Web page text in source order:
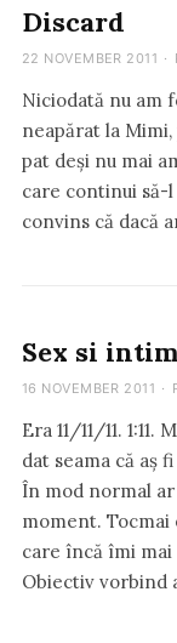
Discard
22 NOVEMBER 2011 ·
Niciodată nu am
neapărat la
pat deși nu mai
care continui să-
convins că dacă
Sex si
16 NOVEMBER 2011 ·
Era 11/11/11.
dat seama că aș
În mod normal
moment. Tocmai
care încă îmi mai
Obiectiv vorbind